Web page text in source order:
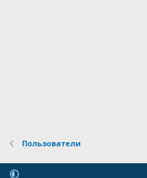
Пользователи